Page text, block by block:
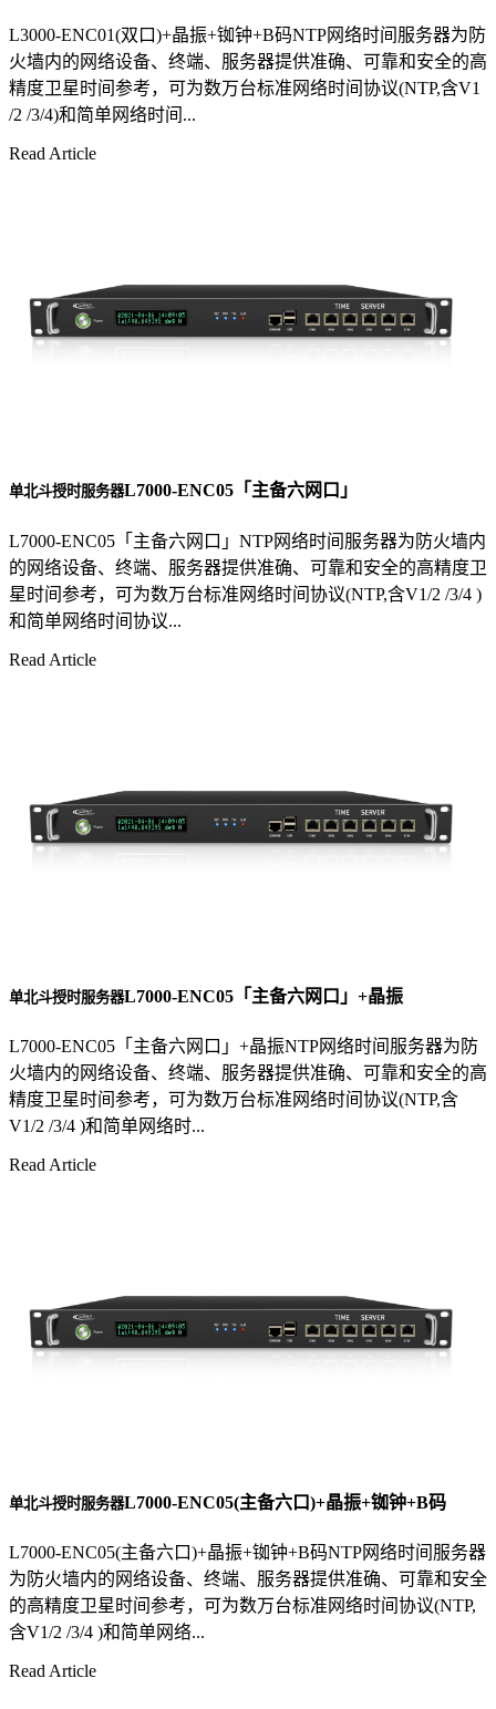
L3000-ENC01(双口)+晶振+铷钟+B码NTP网络时间服务器为防
火墙内的网络设备、终端、服务器提供准确、可靠和安全的高
精度卫星时间参考，可为数万台标准网络时间协议(NTP,含V1
/2 /3/4)和简单网络时间...
Read Article
单北斗授时服务器L7000-ENC05「主备六网口」
L7000-ENC05「主备六网口」NTP网络时间服务器为防火墙内
的网络设备、终端、服务器提供准确、可靠和安全的高精度卫
星时间参考，可为数万台标准网络时间协议(NTP,含V1/2 /3/4 )
和简单网络时间协议...
Read Article
单北斗授时服务器L7000-ENC05「主备六网口」+晶振
L7000-ENC05「主备六网口」+晶振NTP网络时间服务器为防
火墙内的网络设备、终端、服务器提供准确、可靠和安全的高
精度卫星时间参考，可为数万台标准网络时间协议(NTP,含
V1/2 /3/4 )和简单网络时...
Read Article
单北斗授时服务器L7000-ENC05(主备六口)+晶振+铷钟+B码
L7000-ENC05(主备六口)+晶振+铷钟+B码NTP网络时间服务器
为防火墙内的网络设备、终端、服务器提供准确、可靠和安全
的高精度卫星时间参考，可为数万台标准网络时间协议(NTP,
含V1/2 /3/4 )和简单网络...
Read Article